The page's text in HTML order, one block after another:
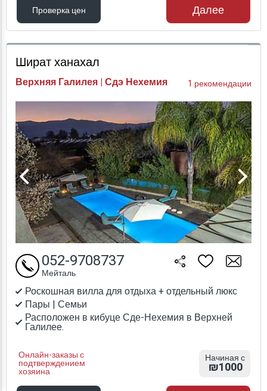
Проверка цен
Проверка цен
Далее
Шират ханахал
Верхняя Галилея | Сдэ Нехемия 1 рекомендации
Роскошная вилла для отдыха + отдельный люкс
Пары | Семьи
Расположен в кибуце Сде-Нехемия в Верхней
Галилее.
Онлайн-заказы с
подтверждением
хозяина
052-9708737
Мейталь
Начиная с
₪1000